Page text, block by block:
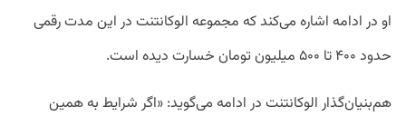
او در ادامه اشاره می‌کند که مجموعه الوکانتنت در این مدت رقمی
حدود ۴۰۰ تا ۵۰۰ میلیون تومان خسارت دیده است.
هم‌بنیان‌گذار الوکانتنت در ادامه می‌گوید: «اگر شرایط به همین